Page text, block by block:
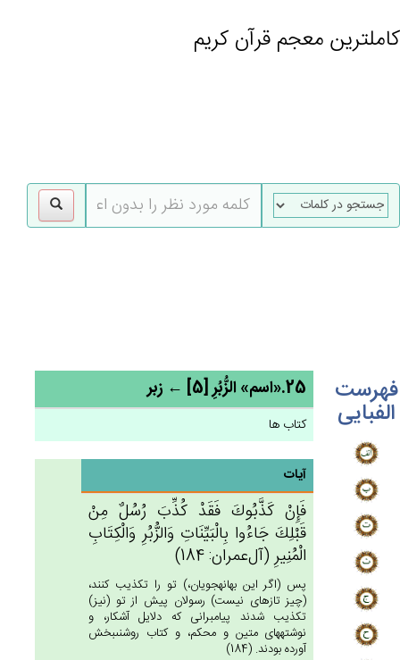
کاملترین معجم قرآن کریم
فهرست
الفبایی
25.«اسم» الزُّبُرِ [5] ← زبر
کتاب ها
آیات
فَإِنْ‌ كَذَّبُوك‌َ فَقَدْ كُذِّب‌َ رُسُل‌ٌ مِنْ‌
قَبْلِك‌َ جَاءُوا بِالْبَيِّنَات‌ِ وَالزُّبُرِ وَالْكِتَاب‌ِ
الْمُنِيرِ (آل‌عمران: 184)
پس (اگر اين بهانه‏جويان،) تو را تكذيب كنند،
(چيز تازه‏اى نيست) رسولان پيش از تو (نيز)
تكذيب شدند پيامبرانى كه دلايل آشكار، و
نوشته‏هاى متين و محكم، و كتاب روشنى‏بخش
آورده بودند. (184)